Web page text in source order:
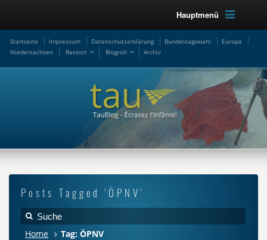
Hauptmenü
Startseite Impressum Datenschutzerklärung Bundestagswahl
Europa
Niedersachsen
Ressort Blogroll Archiv
Posts Tagged 'ÖPNV'
Home Tag: ÖPNV